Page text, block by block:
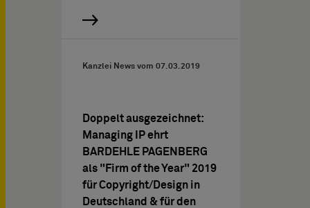
Kanzlei News vom 07.03.2019
Doppelt ausgezeichnet:
Managing IP ehrt
BARDEHLE PAGENBERG
als "Firm of the Year" 2019
für Copyright/Design in
Deutschland & für den